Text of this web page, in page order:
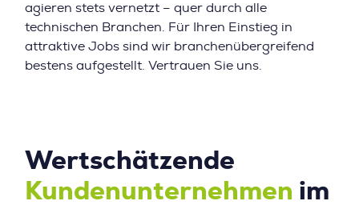
agieren stets vernetzt – quer durch alle
technischen Branchen. Für Ihren Einstieg in
attraktive Jobs sind wir branchenübergreifend
bestens aufgestellt. Vertrauen Sie uns.
Wertschätzende
Kundenunternehmen im